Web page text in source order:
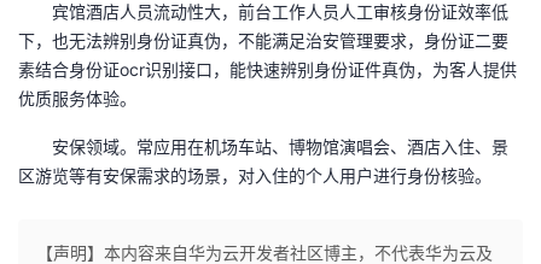
宾馆酒店人员流动性大，前台工作人员人工审核身份证效率低
下，也无法辨别身份证真伪，不能满足治安管理要求，身份证二要
素结合身份证ocr识别接口，能快速辨别身份证件真伪，为客人提供
优质服务体验。
安保领域。常应用在机场车站、博物馆演唱会、酒店入住、景
区游览等有安保需求的场景，对入住的个人用户进行身份核验。
【声明】本内容来自华为云开发者社区博主，不代表华为云及